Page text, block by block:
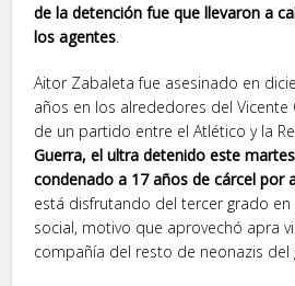
de la detención fue que llevaron a
los agentes.
Aitor Zabaleta fue asesinado en
años en los alrededores del Vicente
de un partido entre el Atlético y la
Guerra, el ultra detenido este
condenado a 17 años de cárcel por
está disfrutando del tercer grado
social, motivo que aprovechó apra
compañía del resto de neonazis del